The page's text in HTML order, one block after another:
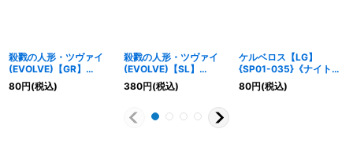
殺戮の人形・ツヴァイ
(EVOLVE)【GR】
{SP01-005}《エルフ》
80円(税込)
殺戮の人形・ツヴァイ
(EVOLVE)【SL】
{SP01-SL05}《エル
フ》
380円(税込)
ケルベロス【LG】
{SP01-035}《ナイトメ
ア》
80円(税込)